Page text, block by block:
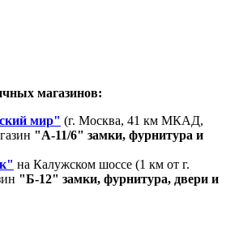
магазинов:
мир" (г. Москва, 41 км МКАД,
"А-11/6" замки, фурнитура и
на Калужском шоссе (1 км от г.
"Б-12" замки, фурнитура, двери и